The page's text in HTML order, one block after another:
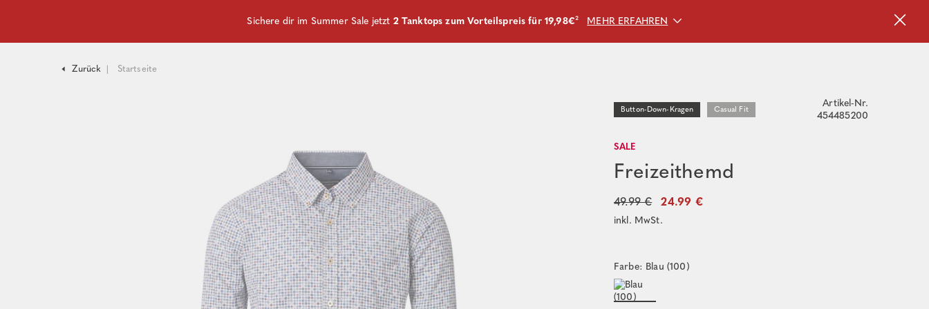
Sichere dir im Summer Sale jetzt 2 Tanktops zum Vorteilspreis für 19,98€² MEHR ERFAHREN
Zurück Startseite
Button-Down-Kragen Casual Fit
Artikel-Nr.
454485200
SALE
Freizeithemd
49.99 € 24.99 €
inkl. MwSt.
Farbe: Blau (100)